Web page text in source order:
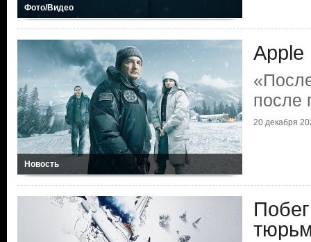
Фото/Видео
Новость
Apple
после
20 декабря